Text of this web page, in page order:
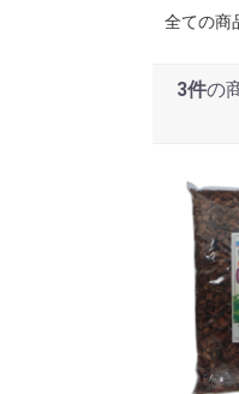
全ての商
3件の